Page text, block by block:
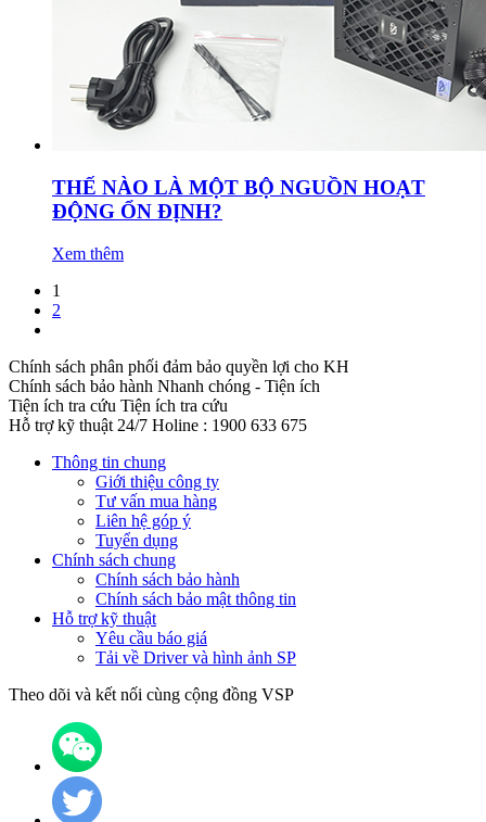
THẾ NÀO LÀ MỘT BỘ NGUỒN HOẠT
ĐỘNG ỔN ĐỊNH?
Xem thêm
1
2
Chính sách phân phối đảm bảo quyền lợi cho KH
Chính sách bảo hành Nhanh chóng - Tiện ích
Tiện ích tra cứu Tiện ích tra cứu
Hỗ trợ kỹ thuật 24/7 Holine : 1900 633 675
Thông tin chung
Giới thiệu công ty
Tư vấn mua hàng
Liên hệ góp ý
Tuyển dụng
Chính sách chung
Chính sách bảo hành
Chính sách bảo mật thông tin
Hỗ trợ kỹ thuật
Yêu cầu báo giá
Tải về Driver và hình ảnh SP
Theo dõi và kết nối cùng cộng đồng VSP